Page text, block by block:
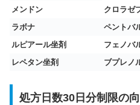
メンドン
クロラゼ
ラボナ
ペントバ
ルピアール坐剤
フェノバ
レペタン坐剤
ブプレノ
処方日数30日分制限の